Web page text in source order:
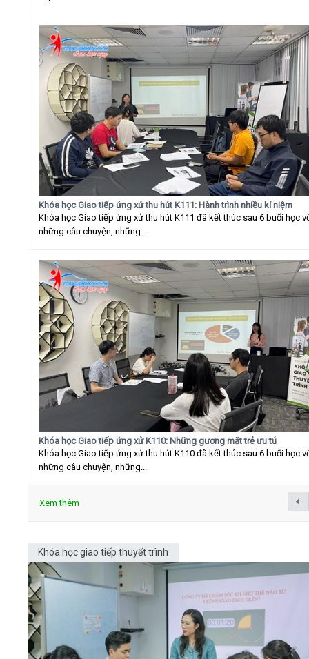
Khóa học Giao tiếp ứng xử thu hút K111: Hành trình nhiều kỉ niệm
Khóa học Giao tiếp ứng xử thu hút K111 đã kết thúc sau 6 buổi học
những câu chuyện, những...
Khóa học Giao tiếp ứng xử K110: Những gương mặt trẻ ưu tú
Khóa học Giao tiếp ứng xử thu hút K110 đã kết thúc sau 6 buổi học
những câu chuyện, những...
Xem thêm
Khóa học giao tiếp thuyết trình